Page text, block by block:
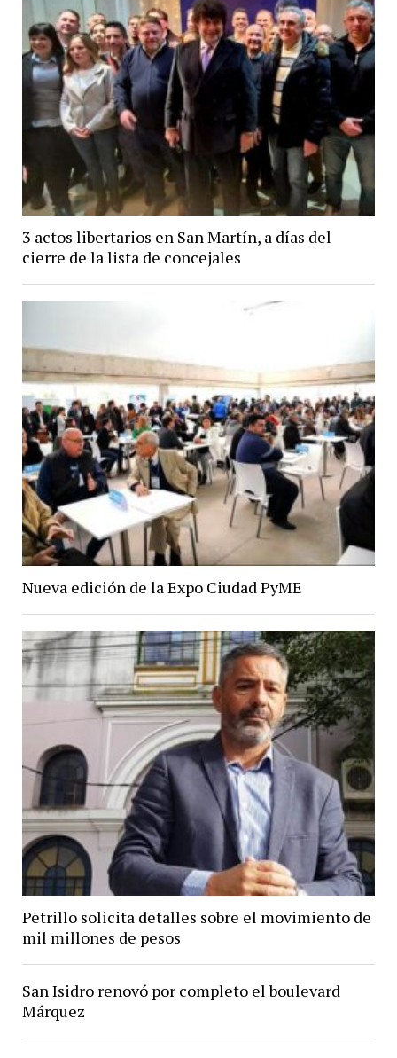
3 actos libertarios en San Martín, a días del
cierre de la lista de concejales
Nueva edición de la Expo Ciudad PyME
Petrillo solicita detalles sobre el movimiento de
mil millones de pesos
San Isidro renovó por completo el boulevard
Márquez